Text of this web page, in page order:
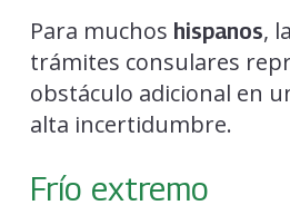
Para muchos hispanos,
trámites consulares
obstáculo adicional en
alta incertidumbre.
Frío extremo